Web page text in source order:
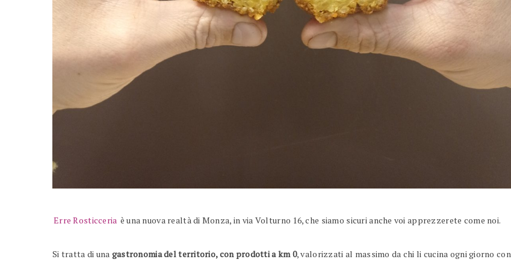
Erre Rosticceria è una nuova realtà di Monza, in via Volturno 16, che siamo sicuri anche voi apprezzerete come noi.
Si tratta di una gastronomia del territorio, con prodotti a km 0, valorizzati al massimo da chi li cucina ogni giorno con